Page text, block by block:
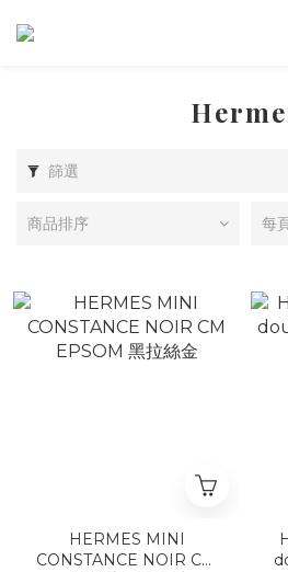
篩選
商品排序 每
HERMES MINI
CONSTANCE NOIR CM